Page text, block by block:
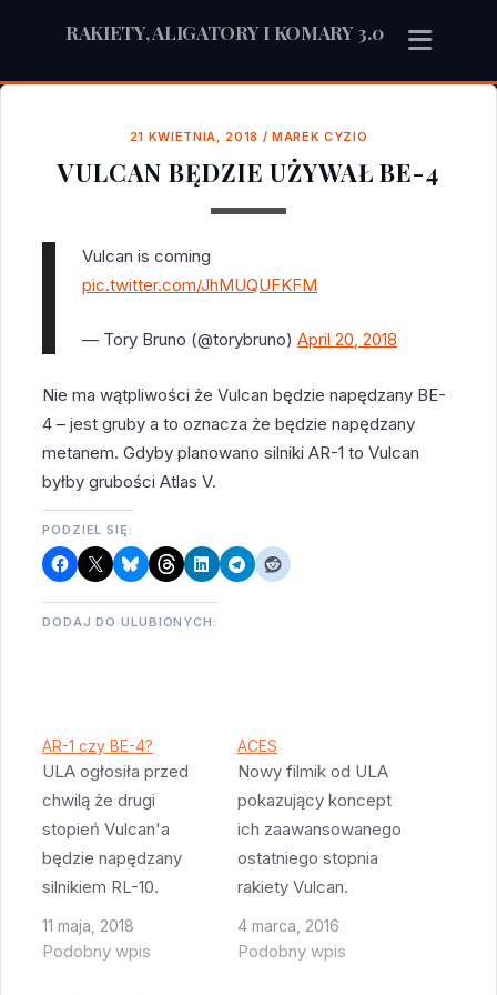
RAKIETY, ALIGATORY I KOMARY 3.0
21 KWIETNIA, 2018 / MAREK CYZIO
VULCAN BĘDZIE UŻYWAŁ BE-4
Vulcan is coming
pic.twitter.com/JhMUQUFKFM
— Tory Bruno (@torybruno)April 20, 2018
Nie ma wątpliwości że Vulcan będzie napędzany BE-
4 – jest gruby a to oznacza że będzie napędzany
metanem. Gdyby planowano silniki AR-1 to Vulcan
byłby grubości Atlas V.
PODZIEL SIĘ:
DODAJ DO ULUBIONYCH:
AR-1 czy BE-4?
ULA ogłosiła przed
chwilą że drugi
stopień Vulcan'a
będzie napędzany
silnikiem RL-10.
Produkcji Aerojet
Rockedyne. Jednak w
11 maja, 2018
Podobny wpis
ACES
Nowy filmik od ULA
pokazujący koncept
ich zaawansowanego
ostatniego stopnia
rakiety Vulcan.
Pokazany jest silnik
tłokowy, który będzie
4 marca, 2016
Podobny wpis